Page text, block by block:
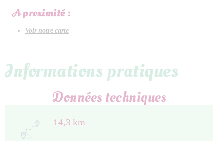
A proximité :
Voir notre carte
Informations pratiques
Données techniques
14,3 km